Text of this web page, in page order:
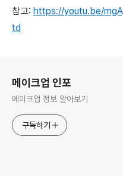
참고: https://youtu.be/
td
메이크업 인포
메이크업 정보 알아보기
구독하기